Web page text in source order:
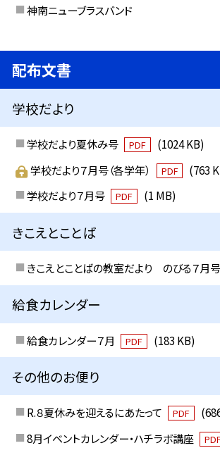
神南ニューブラスバンド
配布文書
学校だより
学校だより夏休み号 PDF
(1024 KB)
学校だより７月号（各学年）
PDF
(763
学校だより７月号
PDF (1 MB)
きこえとことば
きこえとことばの教室だより のびる７月号
給食カレンダー
給食カレンダー７月 PDF (183 KB)
その他のお便り
R.８夏休みを迎えるにあたって PDF
8月イベントカレンダー・ハチラボ講座